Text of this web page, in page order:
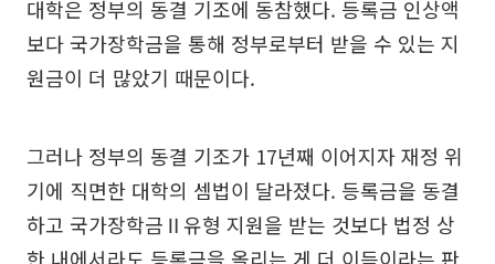
대학은 정부의 동결 기조에 동참했다. 등록금 인상액
보다 국가장학금을 통해 정부로부터 받을 수 있는 지
원금이 더 많았기 때문이다.
그러나 정부의 동결 기조가 17년째 이어지자 재정 위
기에 직면한 대학의 셈법이 달라졌다. 등록금을 동결
하고 국가장학금Ⅱ유형 지원을 받는 것보다 법정 상